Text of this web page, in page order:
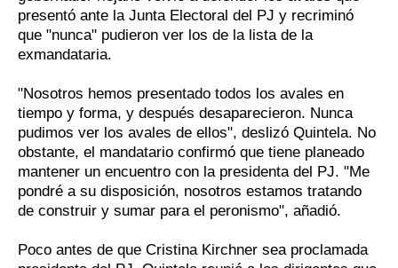
presentó ante la Junta Electoral del PJ y recriminó
que "nunca" pudieron ver los de la lista de la
exmandataria.
"Nosotros hemos presentado todos los avales en
tiempo y forma, y después desaparecieron. Nunca
pudimos ver los avales de ellos", deslizó Quintela. No
obstante, el mandatario confirmó que tiene planeado
mantener un encuentro con la presidenta del PJ. "Me
pondré a su disposición, nosotros estamos tratando
de construir y sumar para el peronismo", añadió.
Poco antes de que Cristina Kirchner sea proclamada